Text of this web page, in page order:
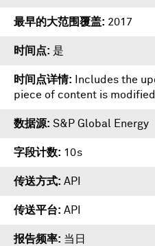
最早的大范围覆盖 2017
时间点 是
时间点详情
Includes the
piece of content is modified
数据源 S&P Global Energy
字段计数 10s
传送方式 API
传送平台 API
报告频率 当日